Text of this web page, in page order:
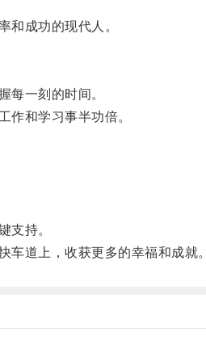
成功的现代人。
一刻的时间。
和学习事半功倍。
支持。
道上，收获更多的幸福和成就。